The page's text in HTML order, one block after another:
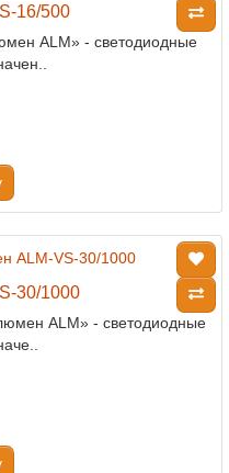
16/500
ALM» - светодиодные
30/1000
ALM» - светодиодные